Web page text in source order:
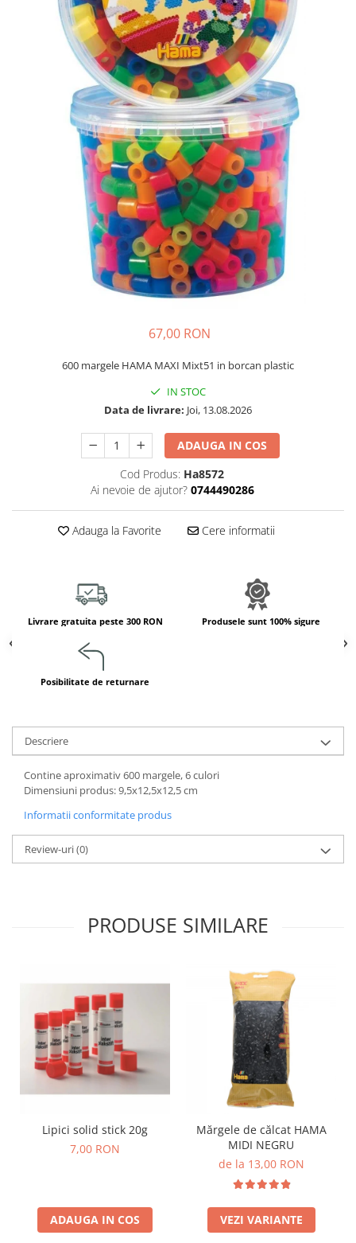
Biciclete si Triciclete
Biciclete VIKING
Biciclete Viking Challange
Biciclete Viking Explorer
Camere Senzoriale
Amenajări camere senzoriale
Echipamente camere senzoriale
Oferte pentru Camere Senzoriale
Creativitate si indemanare
Jucarii de constructii
Dezvoltare cognitiva
Jocuri matematice
Dezvoltare psihomotrica
Dezvoltare proprioceptiva
Mingi terapeutice
Module din burete
Motricitate fina
Motricitate grosiera
Recunoasterea formelor
Saltele
Wellness
Diverse jucarii educative
Apa si nisip
Dezvoltarea limbajului
Figurine
Mobilier gradinita
Montessori
Experimente
Joc imaginativ
Jucării interactive
Lumina
Lumini si culori
Matematica
Pregătire pentru școală
Sortare si numarare
Stiinte
67,00 RON
600 margele HAMA MAXI Mixt51 in borcan plastic
IN STOC
Data de livrare: Joi, 13.08.2026
ADAUGA IN COS
Cod Produs: Ha8572
Ai nevoie de ajutor? 0744490286
Adauga la Favorite Cere informatii
Livrare gratuita peste 300 RON Produsele sunt 100% sigure
Posibilitate de returnare
Descriere
Contine aproximativ 600 margele, 6 culori
Dimensiuni produs: 9,5x12,5x12,5 cm
Informatii conformitate produs
Review-uri(0)
PRODUSE SIMILARE
Lipici solid stick 20g
7,00 RON
ADAUGA IN COS
Mărgele de călcat HAMA
MIDI NEGRU
de la 13,00 RON
VEZI VARIANTE